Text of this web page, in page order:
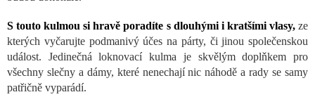
S touto kulmou si hravě poradíte s dlouhými i kratšími vlasy, ze
kterých vyčarujte podmanivý účes na párty, či jinou společenskou
událost. Jedinečná loknovací kulma je skvělým doplňkem pro
všechny slečny a dámy, které nenechají nic náhodě a rady se samy
patřičně vyparádí.